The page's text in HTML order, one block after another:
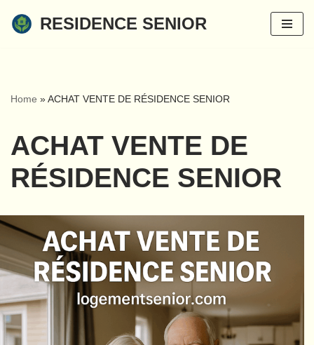
RESIDENCE SENIOR
Home »ACHAT VENTE DE RÉSIDENCE SENIOR
ACHAT VENTE DE
RÉSIDENCE SENIOR